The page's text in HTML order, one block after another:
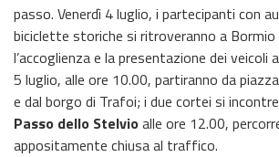
passo. Venerdì 4 luglio, i partecipanti con
biciclette storiche si ritroveranno a Bormio
l’accoglienza e la presentazione dei veicoli
5 luglio, alle ore 10.00, partiranno da
e dal borgo di Trafoi; i due cortei si
Passo dello Stelvio alle ore 12.00,
appositamente chiusa al traffico.